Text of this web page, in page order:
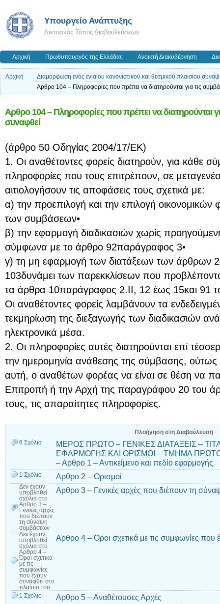
Υπουργείο Ανάπτυξης
Δικτυακός Τόπος Διαβουλεύσεων
Αρχική Πρωθυπουργός της Ελλάδας Ανοικτή Διακυβέρνηση
Αρχική
Διαμόρφωση ενός ενιαίου κανονιστικού και θεσμικού πλαισίου
Αρθρο 104 – Πληροφορίες που πρέπει να διατηρούνται για τις
Αρθρο 104 – Πληροφορίες που πρέπει να διατηρούνται
συναφθεί
(άρθρο 50 Οδηγίας 2004/17/ΕΚ)
1. Οι αναθέτοντες φορείς διατηρούν, για κάθε
πληροφορίες που τους επιτρέπουν, σε
αιτιολογήσουν τις αποφάσεις τους σχετικά με:
α) την προεπιλογή και την επιλογή
των συμβάσεων•
β) την εφαρμογή διαδικασιών χωρίς
σύμφωνα με το άρθρο 92παράγραφος 3•
γ) τη μη εφαρμογή των διατάξεων των άρθρων
103δυνάμει των παρεκκλίσεων που
τα άρθρα 10παράγραφος 2.ΙΙ, 12 έως 15και 91
Οι αναθέτοντες φορείς λαμβάνουν τα
τεκμηρίωση της διεξαγωγής των διαδικασιών
ηλεκτρονικά μέσα.
2. Οι πληροφορίες αυτές διατηρούνται επί
την ημερομηνία ανάθεσης της σύμβασης, ούτως
αυτή, ο αναθέτων φορέας να είναι σε θέση να
Επιτροπή ή την Αρχή της παραγράφου 20 του
τους, τις απαραίτητες πληροφορίες.
Πλοήγηση στη Διαβούλευση
6 Σχόλια
ΜΕΡΟΣ ΠΡΩΤΟ – ΓΕΝΙΚΕΣ ΔΙΑΤΑΞΕΙΣ –
ΕΦΑΡΜΟΓΗΣ ΚΑΙ ΟΡΙΣΜΟΙ – ΤΜΗΜΑ
– Αρθρο 1 – Αντικείμενο και πεδίο εφαρμογής
1 Σχόλιο Αρθρο 2 – Ορισμοί
Δεν έχουν
υποβληθεί
σχόλια στο
Αρθρο 3 –
Γενικές αρχές
που διέπουν
τη σύναψη
συμβάσεων
Αρθρο 3 – Γενικές αρχές που διέπουν τη
Δεν έχουν
υποβληθεί
σχόλια στο
Αρθρο 4 –
Όροι σχετικά
με τις
συμφωνίες
που έχουν
συναφθεί στο
πλαίσιο του
Αρθρο 4 – Όροι σχετικά με τις συμφωνίες που
1 Σχόλιο Αρθρο 5 – Αναθέτουσες Αρχές